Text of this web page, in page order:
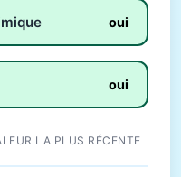
oui
oui
LA PLUS RÉCENTE